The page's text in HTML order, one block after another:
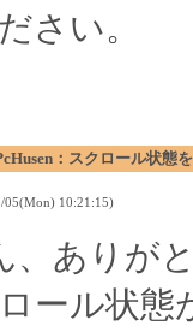
さい。
：スクロール状態
05(Mon) 10:21:15)
、ありが
ール状態